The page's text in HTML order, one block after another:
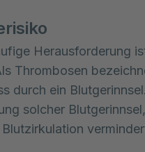
Herausforderung
Thrombosen
durch ein
solcher